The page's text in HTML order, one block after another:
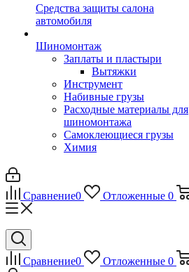
Средства защиты салона
автомобиля
Шиномонтаж
Заплаты и пластыри
Вытяжки
Инструмент
Набивные грузы
Расходные материалы для
шиномонтажа
Самоклеющиеся грузы
Химия
Сравнение0 Отложенные 0
Сравнение0 Отложенные 0